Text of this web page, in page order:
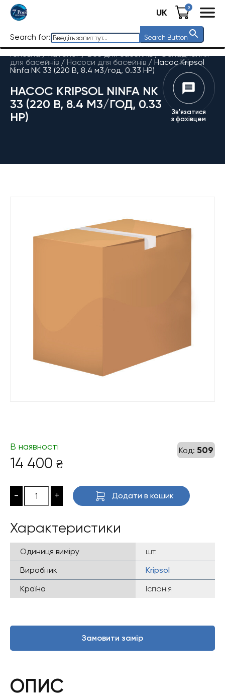
UK 0
Search for: Search Button
Головна / Каталог/Все для басейнів/Обладнання
для басейнів / Насоси для басейнів / Насос Kripsol
Ninfa NK 33 (220 В, 8.4 м3/год, 0.33 НР)
НАСОС KRIPSOL NINFA NK
33 (220 В, 8.4 М3/ГОД, 0.33
НР)
Зв'язатися
з фахівцем
Код: 509
В наявності
14 400 ₴
- + Додати в кошик
Характеристики
Одиниця виміру
шт.
Виробник
Kripsol
Країна
Іспанія
Замовити замір
ОПИС